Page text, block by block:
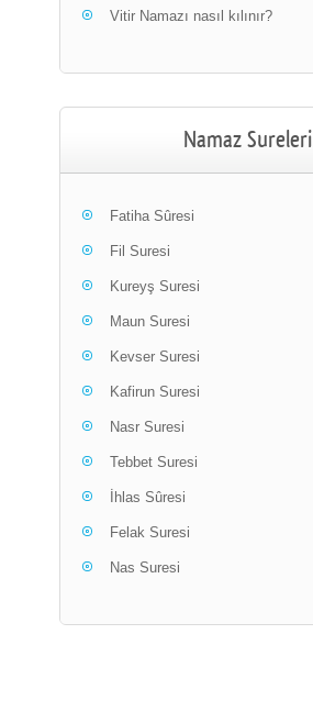
Vitir Namazı nasıl kılınır?
Namaz Sureleri
Fatiha Sûresi
Fil Suresi
Kureyş Suresi
Maun Suresi
Kevser Suresi
Kafirun Suresi
Nasr Suresi
Tebbet Suresi
İhlas Sûresi
Felak Suresi
Nas Suresi